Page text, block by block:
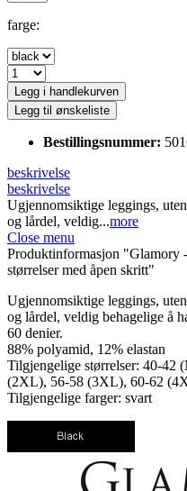
farge:
Legg i handlekurven
Legg til ønskeliste
Bestillingsnummer:
beskrivelse
beskrivelse
Ugjennomsiktige leggings,
og lårdel, veldig...more
Close menu
Produktinformasjon "Glamory
størrelser med åpen skritt"
Ugjennomsiktige leggings,
og lårdel, veldig behagelige å
60 denier.
88% polyamid, 12% elastan
Tilgjengelige størrelser: 40-
(2XL), 56-58 (3XL), 60-62
Tilgjengelige farger: svart